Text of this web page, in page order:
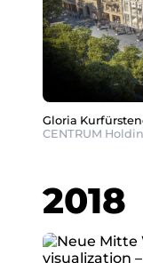
Gloria
CENTRUM
2018